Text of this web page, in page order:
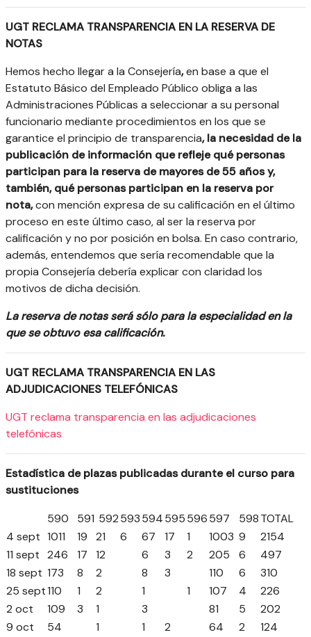
UGT RECLAMA TRANSPARENCIA EN LA RESERVA DE
NOTAS
Hemos hecho llegar a la Consejería,en base a que el
Estatuto Básico del Empleado Público obliga a las
Administraciones Públicas a seleccionar a su personal
funcionario mediante procedimientos en los que se
garantice el principio de transparencia, la necesidad de la
publicación de información que refleje qué personas
participan para la reserva de mayores de 55 años y,
también, qué personas participan en la reserva por
nota,con mención expresa de su calificación en el último
proceso en este último caso, al ser la reserva por
calificación y no por posición en bolsa. En caso contrario,
además, entendemos que sería recomendable que la
propia Consejería debería explicar con claridad los
motivos de dicha decisión.
La reserva de notas será sólo para la especialidad en la
que se obtuvo esa calificación.
UGT RECLAMA TRANSPARENCIA EN LAS
ADJUDICACIONES TELEFÓNICAS
UGT reclama transparencia en las adjudicaciones
telefónicas
Estadística de plazas publicadas durante el curso para
sustituciones
590
591 592593594595596597 598TOTAL
4 sept 1011 19 21 6 67 17 1 1003 9
2154
11 sept 246 17 12 6 3 2 205 6
497
18 sept 173 8 2 8 3 110 6
310
25 sept110 1 2 1 1 107 4
226
2 oct
109 3 1 3 81 5
202
9 oct
54 1 1 2 64 2
124